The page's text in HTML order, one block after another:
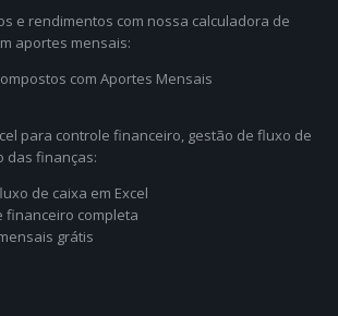
e rendimentos com nossa calculadora de
aportes mensais:
com Aportes Mensais
para controle financeiro, gestão de fluxo de
das finanças:
de caixa em Excel
financeiro completa
grátis